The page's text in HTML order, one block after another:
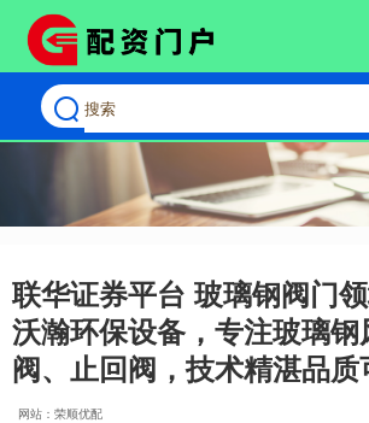
联华证券平台 玻璃钢阀门
沃瀚环保设备，专注玻璃钢
阀、止回阀，技术精湛品质
网站：荣顺优配